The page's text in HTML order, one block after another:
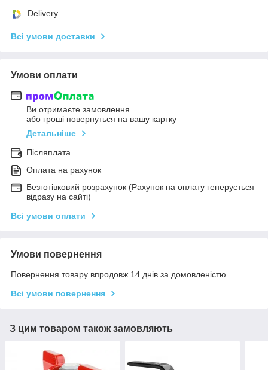
Delivery
Всі умови доставки
Умови оплати
Ви отримаєте замовлення
або гроші повернуться на вашу картку
Детальніше
Післяплата
Оплата на рахунок
Безготівковий розрахунок (Рахунок на оплату генерується
відразу на сайті)
Всі умови оплати
Умови повернення
Повернення товару впродовж 14 днів за домовленістю
Всі умови повернення
З цим товаром також замовляють